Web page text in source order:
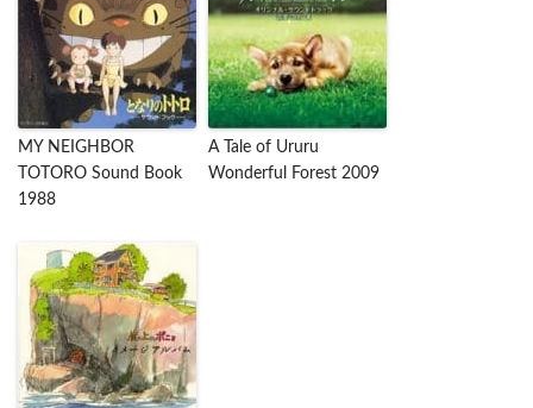
MY NEIGHBOR
TOTORO Sound Book
1988
A Tale of Ururu
Wonderful Forest 2009